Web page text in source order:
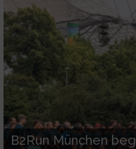
B2Run München